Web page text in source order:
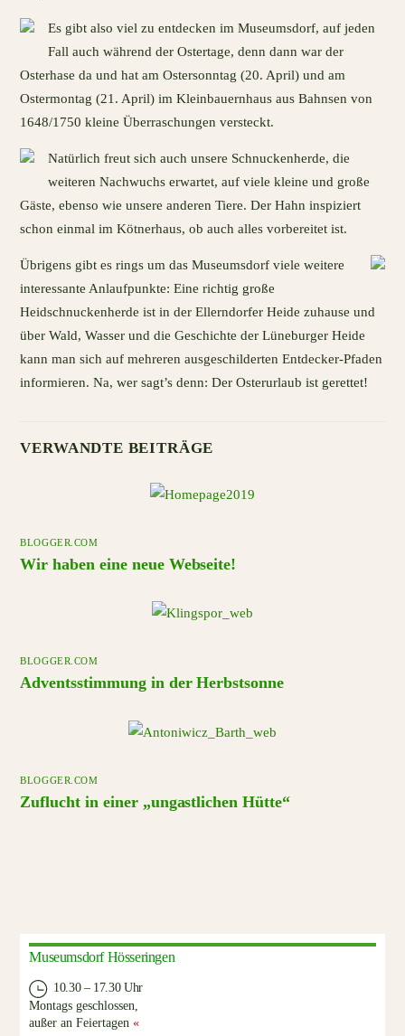
Es gibt also viel zu entdecken im Museumsdorf, auf jeden
Fall auch während der Ostertage, denn dann war der
Osterhase da und hat am Ostersonntag (20. April) und am
Ostermontag (21. April) im Kleinbauernhaus aus Bahnsen von
1648/1750 kleine Überraschungen versteckt.
Natürlich freut sich auch unsere Schnuckenherde, die
weiteren Nachwuchs erwartet, auf viele kleine und große
Gäste, ebenso wie unsere anderen Tiere. Der Hahn inspiziert
schon einmal im Kötnerhaus, ob auch alles vorbereitet ist.
Übrigens gibt es rings um das Museumsdorf viele weitere
interessante Anlaufpunkte: Eine richtig große
Heidschnuckenherde ist in der Ellerndorfer Heide zuhause und
über Wald, Wasser und die Geschichte der Lüneburger Heide
kann man sich auf mehreren ausgeschilderten Entdecker-Pfaden
informieren. Na, wer sagt’s denn: Der Osterurlaub ist gerettet!
VERWANDTE BEITRÄGE
BLOGGER.COM
Wir haben eine neue Webseite!
BLOGGER.COM
Adventsstimmung in der Herbstsonne
BLOGGER.COM
Zuflucht in einer „ungastlichen Hütte“
Museumsdorf Hösseringen
10.30 – 17.30 Uhr
Montags geschlossen,
außer an Feiertagen«